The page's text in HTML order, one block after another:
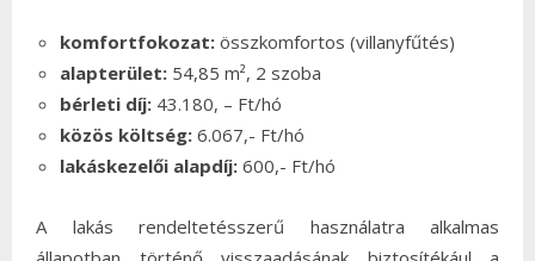
komfortfokozat: összkomfortos (villanyfűtés)
alapterület: 54,85 m², 2 szoba
bérleti díj: 43.180, – Ft/hó
közös költség: 6.067,- Ft/hó
lakáskezelői alapdíj: 600,- Ft/hó
A lakás rendeltetésszerű használatra alkalmas